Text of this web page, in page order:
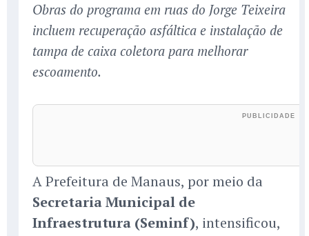
Obras do programa em ruas do Jorge Teixeira
incluem recuperação asfáltica e instalação de
tampa de caixa coletora para melhorar
escoamento.
A Prefeitura de Manaus, por meio da
Secretaria Municipal de
Infraestrutura (Seminf), intensificou,